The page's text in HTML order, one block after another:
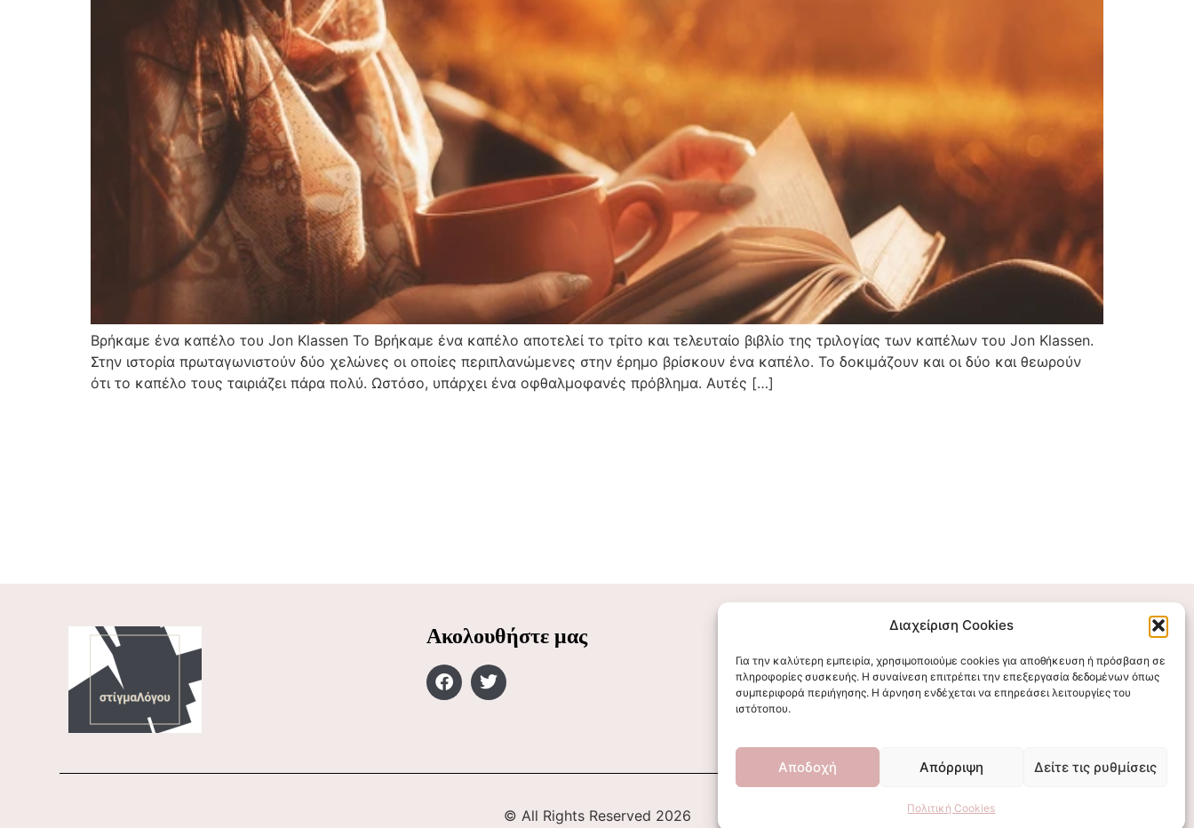
Διαχείριση Cookies
Για την καλύτερη εμπειρία, χρησιμοποιούμε cookies για αποθήκευση ή πρόσβαση σε
πληροφορίες συσκευής. Η συναίνεση επιτρέπει την επεξεργασία δεδομένων όπως
συμπεριφορά περιήγησης. Η άρνηση ενδέχεται να επηρεάσει λειτουργίες του
ιστότοπου.
Αποδοχή Απόρριψη Δείτε τις ρυθμίσεις
Πολιτική Cookies
Βρήκαμε ένα καπέλο του Jon Klassen Το Βρήκαμε ένα καπέλο αποτελεί το τρίτο και τελευταίο βιβλίο της τριλογίας των καπέλων του Jon Klassen.
Στην ιστορία πρωταγωνιστούν δύο χελώνες οι οποίες περιπλανώμενες στην έρημο βρίσκουν ένα καπέλο. Το δοκιμάζουν και οι δύο και θεωρούν
ότι το καπέλο τους ταιριάζει πάρα πολύ. Ωστόσο, υπάρχει ένα οφθαλμοφανές πρόβλημα. Αυτές […]
Ακολουθήστε μας
stigmalogou@gmail.com
© All Rights Reserved 2026